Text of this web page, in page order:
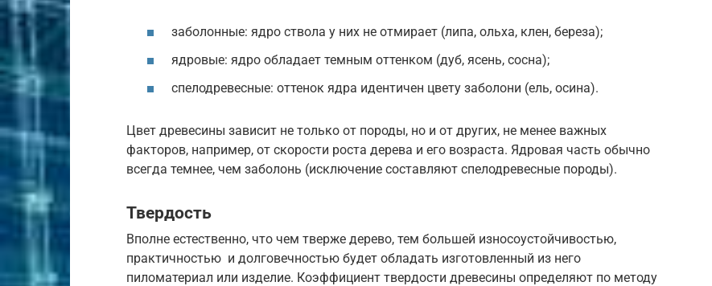
заболонные: ядро ствола у них не отмирает (липа, ольха, клен, береза);
ядровые: ядро обладает темным оттенком (дуб, ясень, сосна);
спелодревесные: оттенок ядра идентичен цвету заболони (ель, осина).
Цвет древесины зависит не только от породы, но и от других, не менее важных
факторов, например, от скорости роста дерева и его возраста. Ядровая часть обычно
всегда темнее, чем заболонь (исключение составляют спелодревесные породы).
Твердость
Вполне естественно, что чем тверже дерево, тем большей износоустойчивостью,
практичностью и долговечностью будет обладать изготовленный из него
пиломатериал или изделие. Коэффициент твердости древесины определяют по методу